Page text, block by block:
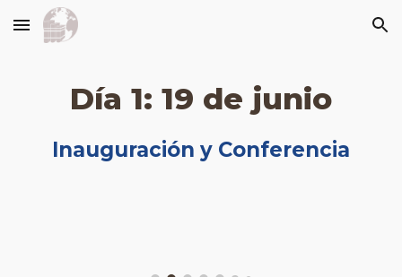
Skip to main content Skip to navigation
Día 1: 19 de junio
Inauguración y Conferencia